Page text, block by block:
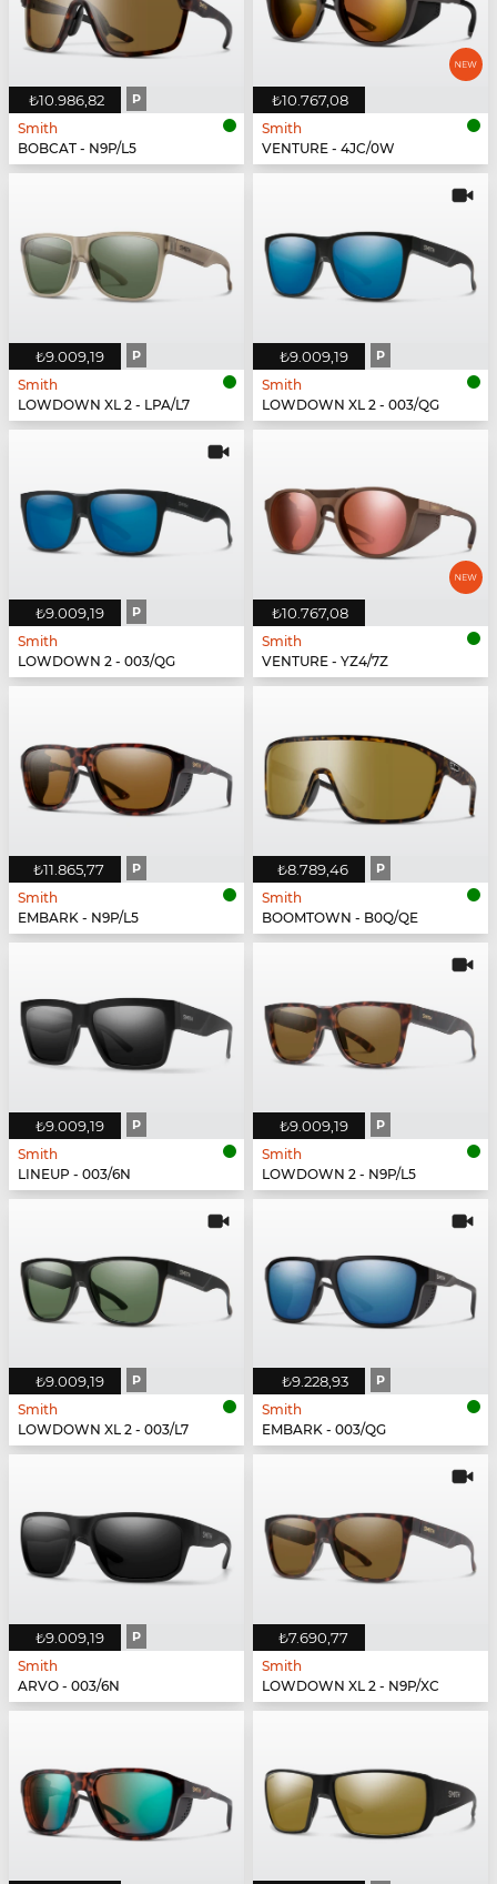
₺10.986,82 P
Smith
BOBCAT - N9P/L5
₺10.767,08
Smith
VENTURE - 4JC/0W
₺9.009,19 P
Smith
LOWDOWN XL 2 - LPA/L7
₺9.009,19 P
Smith
LOWDOWN XL 2 - 003/QG
₺9.009,19 P
Smith
LOWDOWN 2 - 003/QG
₺10.767,08
Smith
VENTURE - YZ4/7Z
₺11.865,77 P
Smith
EMBARK - N9P/L5
₺8.789,46 P
Smith
BOOMTOWN - B0Q/QE
₺9.009,19 P
Smith
LINEUP - 003/6N
₺9.009,19 P
Smith
LOWDOWN 2 - N9P/L5
₺9.009,19 P
Smith
LOWDOWN XL 2 - 003/L7
₺9.228,93 P
Smith
EMBARK - 003/QG
₺9.009,19 P
Smith
ARVO - 003/6N
₺7.690,77
Smith
LOWDOWN XL 2 - N9P/XC